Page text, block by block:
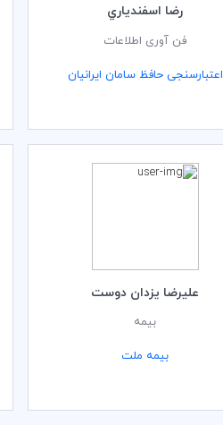
رضا اسفندياري
فن آوری اطلاعات
اعتبارسنجی حافظ سامان ایرانیان
علیرضا یزدان دوست
بیمه
بیمه ملت